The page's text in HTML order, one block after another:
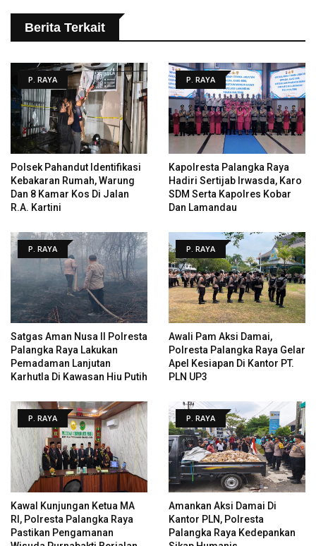
Berita Terkait
P. RAYA
Polsek Pahandut Identifikasi
Kebakaran Rumah, Warung
Dan 8 Kamar Kos Di Jalan
R.A. Kartini
P. RAYA
Kapolresta Palangka Raya
Hadiri Sertijab Irwasda, Karo
SDM Serta Kapolres Kobar
Dan Lamandau
P. RAYA
Satgas Aman Nusa II Polresta
Palangka Raya Lakukan
Pemadaman Lanjutan
Karhutla Di Kawasan Hiu Putih
P. RAYA
Awali Pam Aksi Damai,
Polresta Palangka Raya Gelar
Apel Kesiapan Di Kantor PT.
PLN UP3
P. RAYA
Kawal Kunjungan Ketua MA
RI, Polresta Palangka Raya
Pastikan Pengamanan
P. RAYA
Amankan Aksi Damai Di
Kantor PLN, Polresta
Palangka Raya Kedepankan